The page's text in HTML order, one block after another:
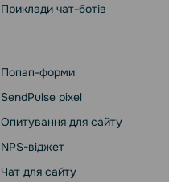
Приклади чат-ботів
Попап-форми
SendPulse pixel
Опитування для сайту
NPS-віджет
Чат для сайту